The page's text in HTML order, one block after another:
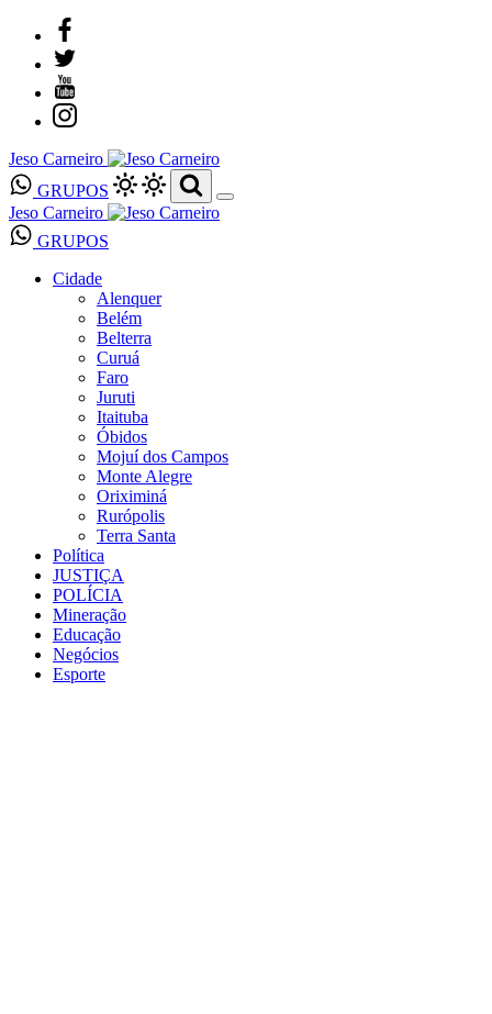
Jeso Carneiro
GRUPOS
Jeso Carneiro
GRUPOS
Cidade
Alenquer
Belém
Belterra
Curuá
Faro
Juruti
Itaituba
Óbidos
Mojuí dos Campos
Monte Alegre
Oriximiná
Rurópolis
Terra Santa
Política
JUSTIÇA
POLÍCIA
Mineração
Educação
Negócios
Esporte